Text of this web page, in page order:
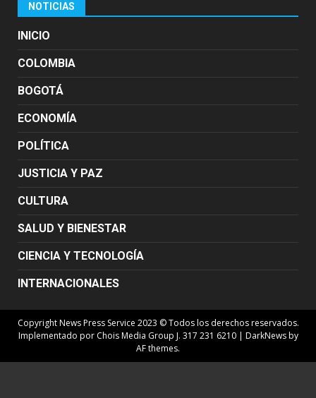
NOTICIAS
INICIO
COLOMBIA
BOGOTÁ
ECONOMÍA
POLÍTICA
JUSTICIA Y PAZ
CULTURA
SALUD Y BIENESTAR
CIENCIA Y TECNOLOGÍA
INTERNACIONALES
Copyright News Press Service 2023 © Todos los derechos reservados.
Implementado por Chois Media Group J. 317 231 6210 | DarkNewsby
AF themes.